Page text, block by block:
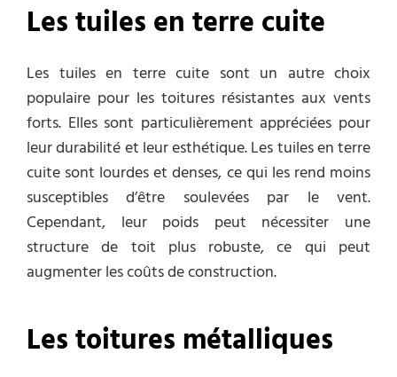
Les tuiles en terre cuite
Les tuiles en terre cuite sont un autre choix
populaire pour les toitures résistantes aux vents
forts. Elles sont particulièrement appréciées pour
leur durabilité et leur esthétique. Les tuiles en terre
cuite sont lourdes et denses, ce qui les rend moins
susceptibles d’être soulevées par le vent.
Cependant, leur poids peut nécessiter une
structure de toit plus robuste, ce qui peut
augmenter les coûts de construction.
Les toitures métalliques